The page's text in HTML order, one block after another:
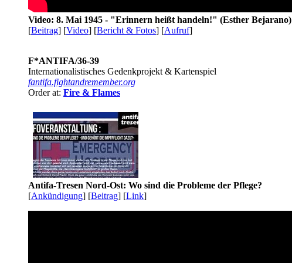
Video: 8. Mai 1945 - "Erinnern heißt handeln!" (Esther Bejarano)
[Beitrag] [Video] [Bericht & Fotos] [Aufruf]
F*ANTIFA/36-39
Internationalistisches Gedenkprojekt & Kartenspiel
fantifa.fightandremember.org
Order at: Fire & Flames
Antifa-Tresen Nord-Ost: Wo sind die Probleme der Pflege?
[Ankündigung] [Beitrag] [Link]